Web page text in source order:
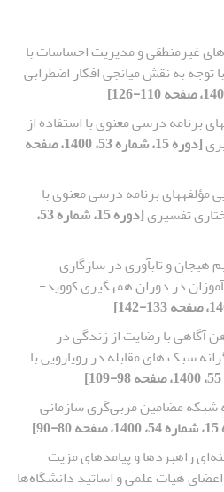
غیرمنطقی و مدیریت احساسات با
توجه به نقش میانجی افکار اضطرابی
برنامه درسی معنوی با استفاده از
[دوره 15، شماره 53، 1400، صفحه
مؤلفه‏های برنامه درسی معنوی با
تفسیری
[دوره 15، شماره 53،
و تاب‏آوری در سازگاری
در دوران همه‏گیری کووید-
آگاهی با رضایت از زندگی در
سبک‏ های مقابله در رویارویی با
شبکه مضامین مربی‌گری سازمانی
راهبردها و پیامدهای مزیت
هیات علمی و اساتید دانشگاه‌ها